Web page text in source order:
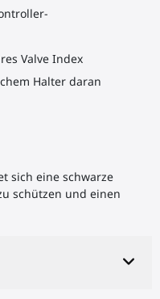
Valve Index
Halter daran
sich eine schwarze
schützen und einen